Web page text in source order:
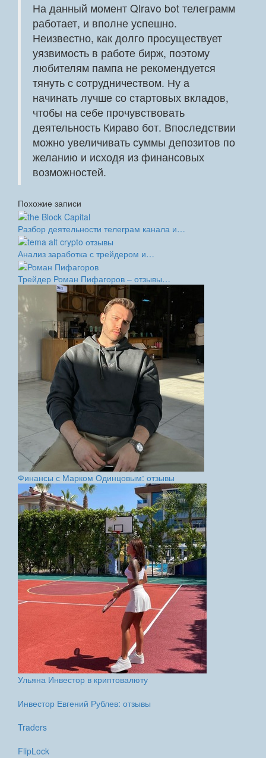
На данный момент Qiravo bot телеграмм
работает, и вполне успешно.
Неизвестно, как долго просуществует
уязвимость в работе бирж, поэтому
любителям пампа не рекомендуется
тянуть с сотрудничеством. Ну а
начинать лучше со стартовых вкладов,
чтобы на себе прочувствовать
деятельность Кираво бот. Впоследствии
можно увеличивать суммы депозитов по
желанию и исходя из финансовых
возможностей.
Похожие записи
Разбор деятельности телеграм канала и…
Анализ заработка с трейдером и…
Трейдер Роман Пифагоров – отзывы…
Финансы с Марком Одинцовым: отзывы
Ульяна Инвестор в криптовалюту
Инвестор Евгений Рублев: отзывы
Traders
FlipLock